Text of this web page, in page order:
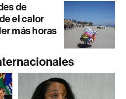
de
el calor
más horas